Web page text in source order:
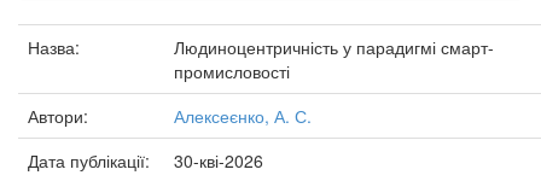
Назва:
Людиноцентричність у парадигмі смарт-
промисловості
Автори:
Алексеєнко, А. С.
Дата публікації:
30-кві-2026